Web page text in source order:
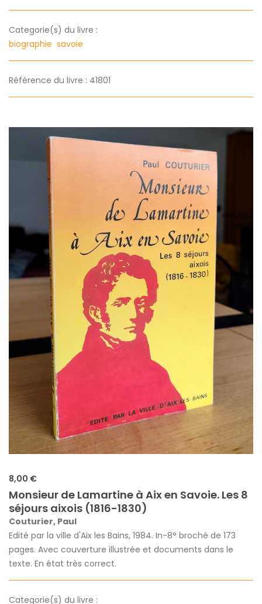
Categorie(s) du livre :
biographie savoie
Référence du livre : 41801
8,00 €
Monsieur de Lamartine à Aix en Savoie. Les 8
séjours aixois (1816-1830)
Couturier, Paul
Edité par la ville d'Aix les Bains, 1984. In-8° broché de 173
pages. Avec couverture illustrée et documents dans le
texte. En état très correct.
Categorie(s) du livre :